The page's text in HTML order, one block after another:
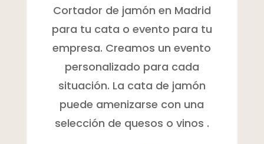
Cortador de jamón en Madrid
para tu cata o evento para tu
empresa. Creamos un evento
personalizado para cada
situación. La cata de jamón
puede amenizarse con una
selección de quesos o vinos .